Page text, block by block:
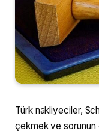
Türk nakliyeciler,
çekmek ve sorunun